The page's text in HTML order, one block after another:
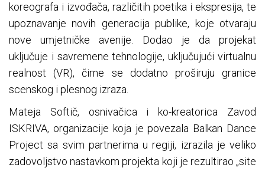
koreografa i izvođača, različitih poetika i ekspresija, te
upoznavanje novih generacija publike, koje otvaraju
nove umjetničke avenije. Dodao je da projekat
uključuje i savremene tehnologije, uključujući virtualnu
realnost (VR), čime se dodatno proširuju granice
scenskog i plesnog izraza.
Mateja Softič, osnivačica i ko-kreatorica Zavod
ISKRIVA, organizacije koja je povezala Balkan Dance
Project sa svim partnerima u regiji, izrazila je veliko
zadovoljstvo nastavkom projekta koji je rezultirao „site